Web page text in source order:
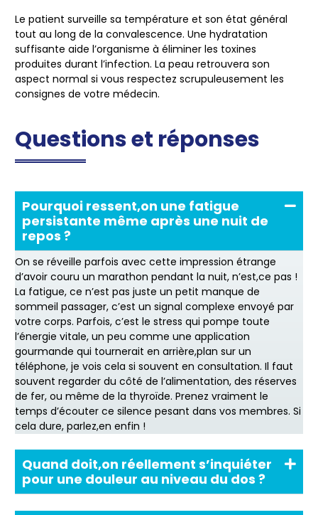
Le patient surveille sa température et son état général
tout au long de la convalescence. Une hydratation
suffisante aide l’organisme à éliminer les toxines
produites durant l’infection. La peau retrouvera son
aspect normal si vous respectez scrupuleusement les
consignes de votre médecin.
Questions et réponses
Pourquoi ressent,on une fatigue
persistante même après une nuit de
repos ?
On se réveille parfois avec cette impression étrange
d’avoir couru un marathon pendant la nuit, n’est,ce pas !
La fatigue, ce n’est pas juste un petit manque de
sommeil passager, c’est un signal complexe envoyé par
votre corps. Parfois, c’est le stress qui pompe toute
l’énergie vitale, un peu comme une application
gourmande qui tournerait en arrière,plan sur un
téléphone, je vois cela si souvent en consultation. Il faut
souvent regarder du côté de l’alimentation, des réserves
de fer, ou même de la thyroïde. Prenez vraiment le
temps d’écouter ce silence pesant dans vos membres. Si
cela dure, parlez,en enfin !
Quand doit,on réellement s’inquiéter
pour une douleur au niveau du dos ?